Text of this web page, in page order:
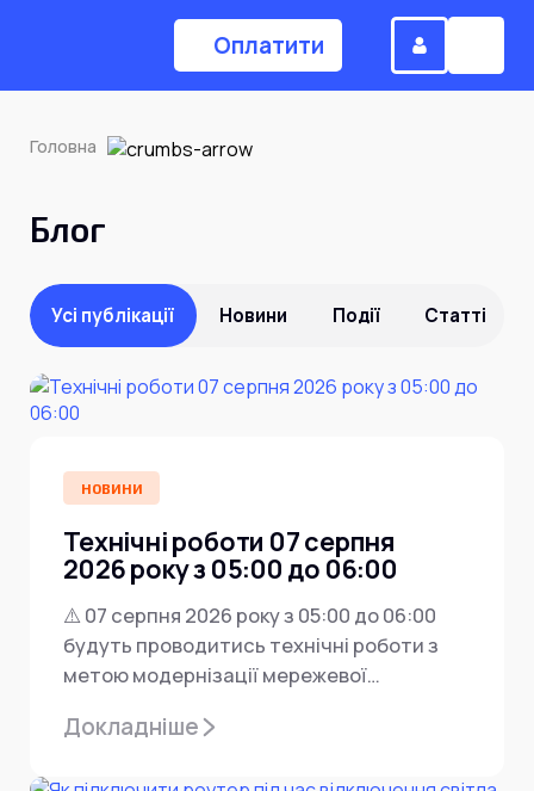
Оплатити
Акції
Інтернет+ТБ
Телебачення
Домофонія
Відеонагляд
Про нас
Допомога
Контакти
Інше
Для бізнесу
(044) 224-84-34
Головна
Блог
Усі публікації Новини Події Статті
НОВИНИ
Технічні роботи 07 серпня
2026 року з 05:00 до 06:00
⚠️ 07 серпня 2026 року з 05:00 до 06:00
будуть проводитись технічні роботи з
метою модернізації мережевої
Докладніше